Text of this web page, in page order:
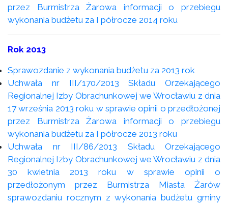
przez Burmistrza Żarowa informacji o przebiegu
wykonania budżetu za I półrocze 2014 roku
Rok 2013
Sprawozdanie z wykonania budżetu za 2013 rok
Uchwała nr III/170/2013 Składu Orzekającego
Regionalnej Izby Obrachunkowej we Wrocławiu z dnia
17 września 2013 roku w sprawie opinii o przedłożonej
przez Burmistrza Żarowa informacji o przebiegu
wykonania budżetu za I półrocze 2013 roku
Uchwała nr III/86/2013 Składu Orzekającego
Regionalnej Izby Obrachunkowej we Wrocławiu z dnia
30 kwietnia 2013 roku w sprawie opinii o
przedłożonym przez Burmistrza Miasta Żarów
sprawozdaniu rocznym z wykonania budżetu gminy